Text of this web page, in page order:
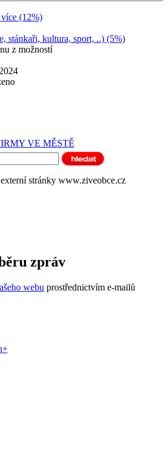
(12%)
stánkaři, kultura, sport, ..) (5%)
z možností
VE MĚSTĚ
stránky www.ziveobce.cz
zpráv
webu prostřednictvím e-mailů